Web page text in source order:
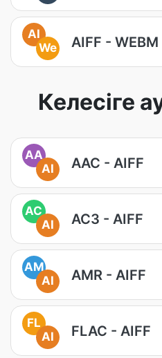
AI
We
AIFF - WEBM
Келесіге
AA
AI
AAC - AIFF
AC
AI
AC3 - AIFF
AM
AI
AMR - AIFF
FL
AI
FLAC - AIFF